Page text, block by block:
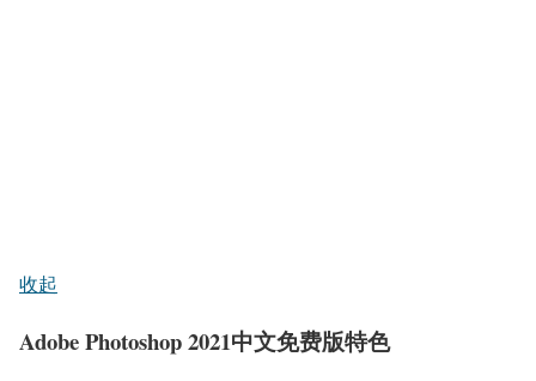
收起
Adobe Photoshop 2021中文免费版特色